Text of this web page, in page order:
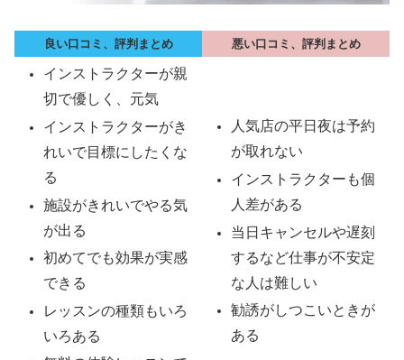
良い口コミ、評判まとめ 悪い口コミ、評判まとめ
インストラクターが親
切で優しく、元気
インストラクターがき
れいで目標にしたくな
る
施設がきれいでやる気
が出る
初めてでも効果が実感
できる
レッスンの種類もいろ
いろある
人気店の平日夜は予約
が取れない
インストラクターも個
人差がある
当日キャンセルや遅刻
するなど仕事が不安定
な人は難しい
勧誘がしつこいときが
ある